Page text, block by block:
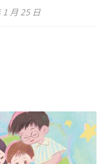
1 月 25 日